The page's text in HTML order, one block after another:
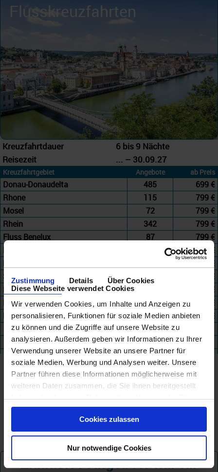
Zustimmung Details
Über Cookies
Diese Webseite verwendet Cookies
Wir verwenden Cookies, um Inhalte und Anzeigen zu
personalisieren, Funktionen für soziale Medien anbieten
zu können und die Zugriffe auf unsere Website zu
analysieren. Außerdem geben wir Informationen zu Ihrer
Verwendung unserer Website an unsere Partner für
soziale Medien, Werbung und Analysen weiter. Unsere
Partner führen diese Informationen möglicherweise mit
weiteren Daten zusammen, die Sie ihnen bereitgestellt
haben oder die sie im Rahmen Ihrer Nutzung der Dienste
gesammelt haben.
Cookies zulassen
Nur notwendige Cookies
Flusskreuzfahrten
Kreuzfahrtdauer
6 bis 9 Nächte
Reisezeit
... – 30.09.27
Kreuzfahrtgebiet Angebote ab Preis
Donau-Donaudelta 485
699 €
Rhone
115
799 €
Mosel
72
799 €
Rhein
342
799 €
Fluss Benelux
87
799 €
Douro-Guadalquivir
885 €
Fluss-Mix
925 €
Seine
247
949 €
Fluss-Mix Frankreich
955 €
Kanäle Holland
17
999 €
Fluss-Mix Deutschland
52 1.099 €
+
Exklusive Angebote nur für